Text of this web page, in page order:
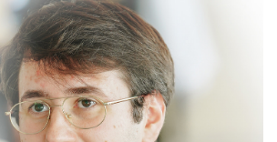
leseni izdelki
mi